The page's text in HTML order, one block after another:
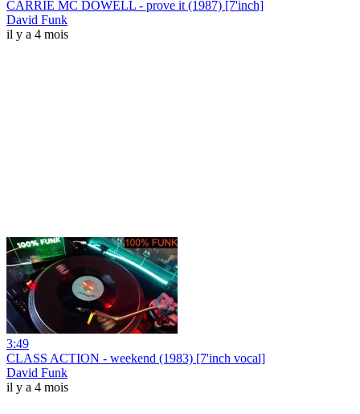
CARRIE MC DOWELL - prove it (1987) [7'inch]
David Funk
il y a 4 mois
3:49
CLASS ACTION - weekend (1983) [7'inch vocal]
David Funk
il y a 4 mois